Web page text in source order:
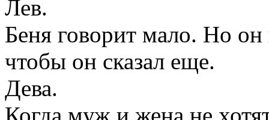
Лев.
Беня говорит мало. Но он
чтобы он сказал еще.
Дева.
Когда муж и жена не